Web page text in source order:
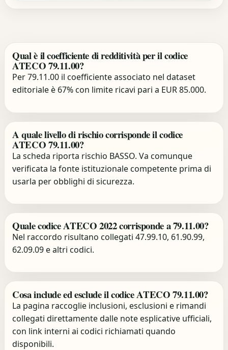
Qual è il coefficiente di redditività per il codice
ATECO 79.11.00?
Per 79.11.00 il coefficiente associato nel dataset
editoriale è 67% con limite ricavi pari a EUR 85.000.
A quale livello di rischio corrisponde il codice
ATECO 79.11.00?
La scheda riporta rischio BASSO. Va comunque
verificata la fonte istituzionale competente prima di
usarla per obblighi di sicurezza.
Quale codice ATECO 2022 corrisponde a 79.11.00?
Nel raccordo risultano collegati 47.99.10, 61.90.99,
62.09.09 e altri codici.
Cosa include ed esclude il codice ATECO 79.11.00?
La pagina raccoglie inclusioni, esclusioni e rimandi
collegati direttamente dalle note esplicative ufficiali,
con link interni ai codici richiamati quando
disponibili.